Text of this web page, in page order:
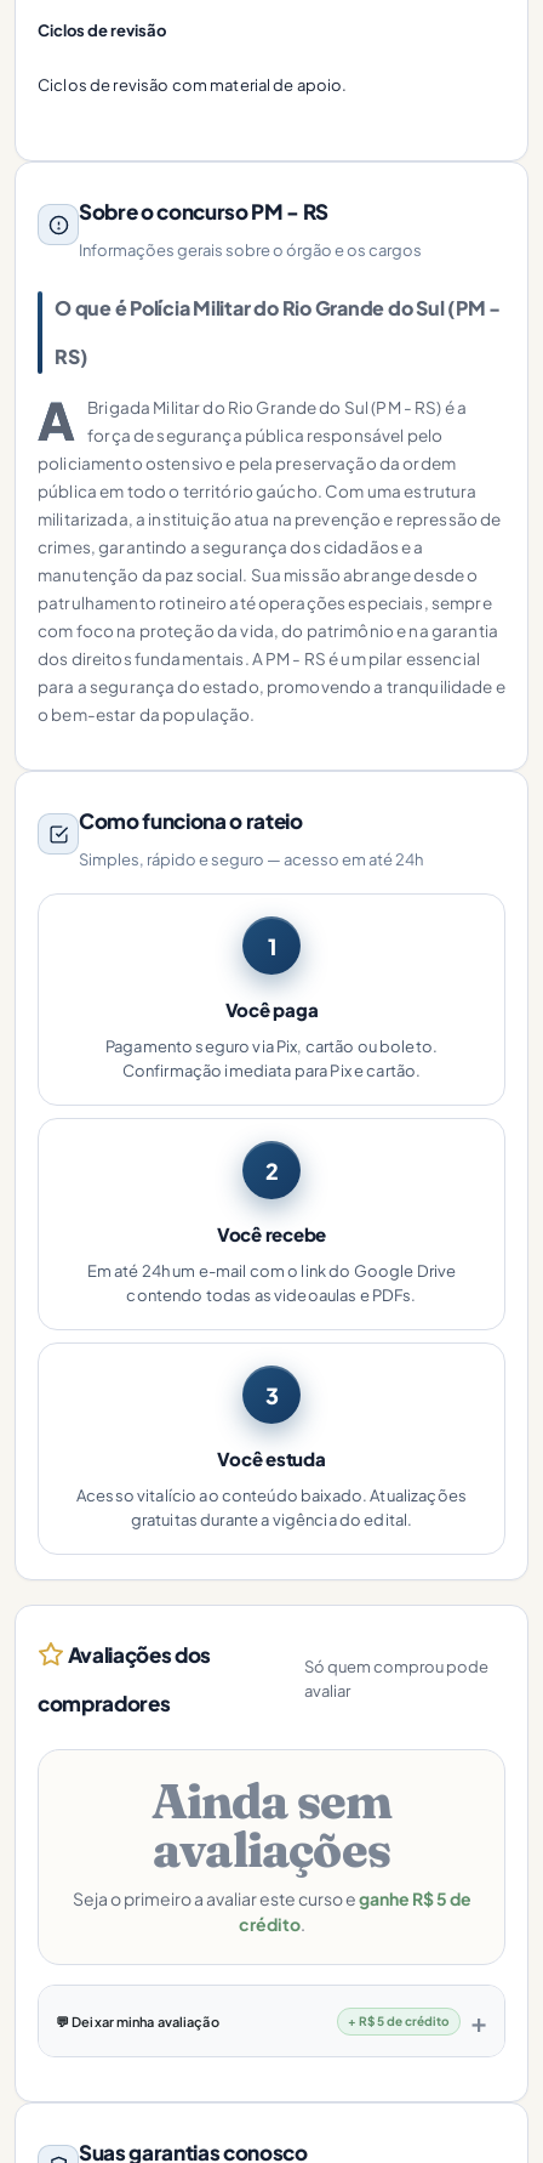
Ciclos de revisão
Ciclos de revisão com material de apoio.
Sobre o concurso PM - RS
Informações gerais sobre o órgão e os cargos
O que é Polícia Militar do Rio Grande do Sul (PM -
RS)
A
Brigada Militar do Rio Grande do Sul (PM - RS) é a
força de segurança pública responsável pelo
policiamento ostensivo e pela preservação da ordem
pública em todo o território gaúcho. Com uma estrutura
militarizada, a instituição atua na prevenção e repressão de
crimes, garantindo a segurança dos cidadãos e a
manutenção da paz social. Sua missão abrange desde o
patrulhamento rotineiro até operações especiais, sempre
com foco na proteção da vida, do patrimônio e na garantia
dos direitos fundamentais. A PM - RS é um pilar essencial
para a segurança do estado, promovendo a tranquilidade e
o bem-estar da população.
Como funciona o rateio
Simples, rápido e seguro — acesso em até 24h
1
Você paga
Pagamento seguro via Pix, cartão ou boleto.
Confirmação imediata para Pix e cartão.
2
Você recebe
Em até 24h um e-mail com o link do Google Drive
contendo todas as videoaulas e PDFs.
3
Você estuda
Acesso vitalício ao conteúdo baixado. Atualizações
gratuitas durante a vigência do edital.
Avaliações dos
compradores
Só quem comprou pode
avaliar
Ainda sem
avaliações
Seja o primeiro a avaliar este curso eganhe R$ 5 de
crédito.
💬 Deixar minha avaliação + R$ 5 de crédito
Suas garantias conosco